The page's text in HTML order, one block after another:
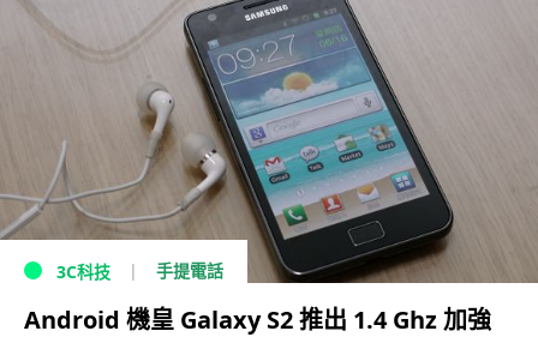
3C科技 手提電話
Android 機皇 Galaxy S2 推出 1.4 Ghz 加強